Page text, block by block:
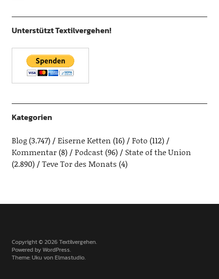
Unterstützt Textilvergehen!
Kategorien
Blog(3.747) Eiserne Ketten (16) Foto (112)
Kommentar(8) Podcast(96)
State of the Union
(2.890)
Teve Tor des Monats (4)
Copyright © 2026 Textilvergehen
Powered byWordPress
Theme: Uku vonElmastudio